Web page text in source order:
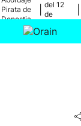
Pirata de
Donostia
del 12
de